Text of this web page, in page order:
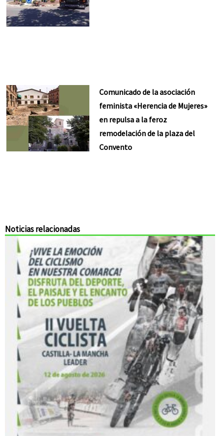
Comunicado de la asociación
feminista «Herencia de Mujeres»
en repulsa a la feroz
remodelación de la plaza del
Convento
Noticias relacionadas